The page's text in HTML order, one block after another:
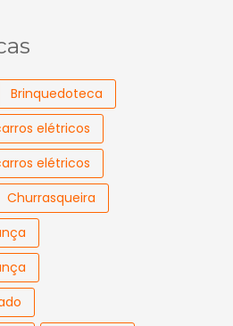
Brinquedoteca
elétricos
elétricos
Churrasqueira